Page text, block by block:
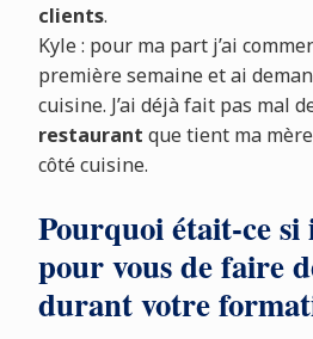
clients.
Kyle : pour ma part j’ai
première semaine et ai
cuisine. J’ai déjà fait pas mal
restaurant que tient ma
côté cuisine.
Pourquoi était-ce
pour vous de faire
durant votre